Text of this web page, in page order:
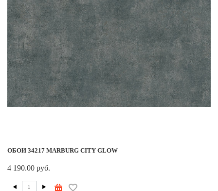
ОБОИ 34217 MARBURG CITY GLOW
4 190.00 руб.